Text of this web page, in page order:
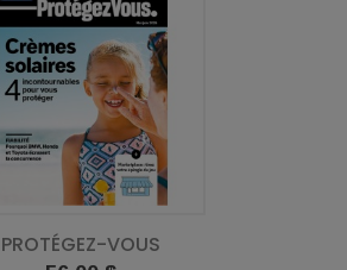
PROTÉGEZ-VOUS